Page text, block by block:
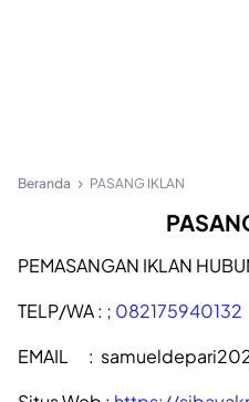
Beranda PASANG IKLAN
PEMASANGAN IKLAN
TELP/WA : ; 082175940132
EMAIL :